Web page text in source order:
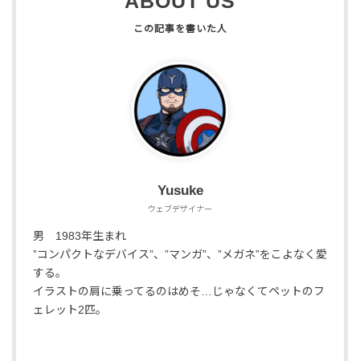
Yusuke
ウェブデザイナー
男 1983年生まれ
”コンパクトなデバイス”、”マンガ”、”メガネ”をこよなく愛
する。
イラストの肩に乗ってるのはめそ…じゃなくてペットのフ
ェレット2匹。